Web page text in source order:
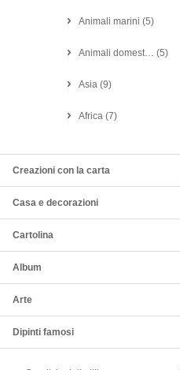
Animali marini (5)
Animali domest… (5)
Asia (9)
Africa (7)
Creazioni con la carta
Casa e decorazioni
Cartolina
Album
Arte
Dipinti famosi